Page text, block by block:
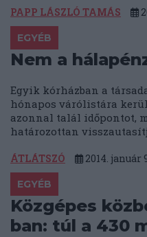
PAPP LÁSZLÓ TAMÁS
EGYÉB
Nem a
Egyik kórházban a
hónapos várólistára
azonnal talál időpontot,
határozottan
ÁTLÁTSZÓ 2014. január
EGYÉB
Közgépes
ban: túl a 430